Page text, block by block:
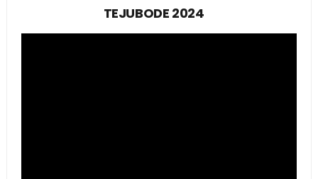
TEJUBODE 2024